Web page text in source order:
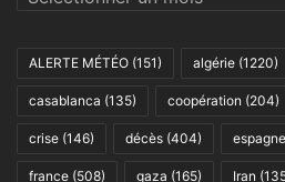
ALERTE MÉTÉO (151) algérie (1220)
casablanca (135) coopération (204)
crise (146) décès (404) espagne
france (508) gaza (165) Iran